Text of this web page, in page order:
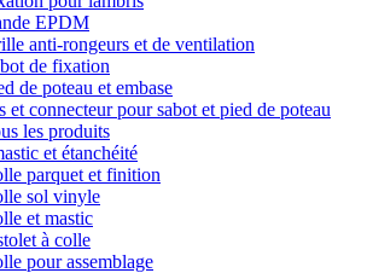
EPDM
anti-rongeurs et de ventilation
de fixation
de poteau et embase
et connecteur pour sabot et pied de poteau
les produits
et étanchéité
parquet et finition
sol vinyle
et mastic
à colle
pour assemblage